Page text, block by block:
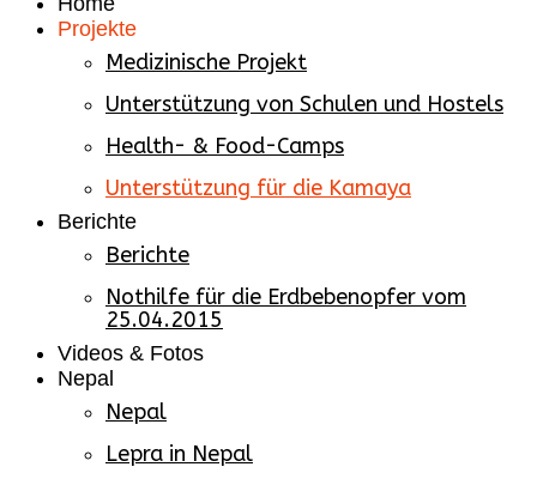
Projekte
Medizinische Projekt
Unterstützung von Schulen und Hostels
Health- & Food-Camps
Unterstützung für die Kamaya
Berichte
Berichte
Nothilfe für die Erdbebenopfer vom
25.04.2015
Videos & Fotos
Nepal
Nepal
Lepra in Nepal